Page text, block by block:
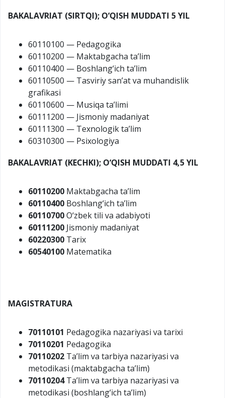
BAKALAVRIAT (SIRTQI); O‘QISH MUDDATI 5 YIL
60110100 — Pedagogika
60110200 — Maktabgacha ta’lim
60110400 — Boshlang‘ich ta’lim
60110500 — Tasviriy san’at va muhandislik
grafikasi
60110600 — Musiqa ta’limi
60111200 — Jismoniy madaniyat
60111300 — Texnologik ta’lim
60310300 — Psixologiya
BAKALAVRIAT (KECHKI); O‘QISH MUDDATI 4,5 YIL
60110200 Maktabgacha ta’lim
60110400 Boshlang‘ich ta’lim
60110700O‘zbek tili va adabiyoti
60111200 Jismoniy madaniyat
60220300 Tarix
60540100 Matematika
MAGISTRATURA
70110101 Pedagogika nazariyasi va tarixi
70110201 Pedagogika
70110202 Ta’lim va tarbiya nazariyasi va
metodikasi (maktabgacha ta’lim)
70110204Ta’lim va tarbiya nazariyasi va
metodikasi (boshlang‘ich ta’lim)